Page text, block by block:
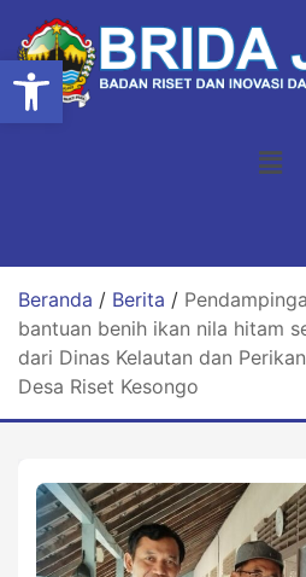
Open toolbar
Beranda / Berita /
bantuan benih ikan nila hitam
dari Dinas Kelautan dan
Desa Riset Kesongo